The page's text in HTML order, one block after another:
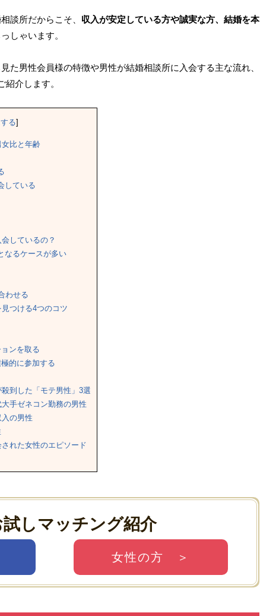
談所だからこそ、 収入が安定している方や誠実な方、結婚を本
しゃいます。
た男性会員様の特徴や男性が結婚相談所に入会する主な流れ、
介します。
る]
比と年齢
している
しているの？
なるケースが多い
わせる
つける4つのコツ
ンを取る
的に参加する
到した「モテ男性」3選
手ゼネコン勤務の男性
の男性
れた女性のエピソード
しマッチング紹介
女性の方 ＞